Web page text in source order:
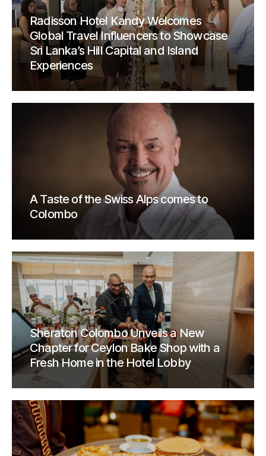
Radisson Hotel Kandy Welcomes
Global Travel Influencers to Showcase
Sri Lanka’s Hill Capital and Island
Experiences
A Taste of the Swiss Alps comes to
Colombo
Sheraton Colombo Unveils a New
Chapter for Ceylon Bake Shop with a
Fresh Home in the Hotel Lobby